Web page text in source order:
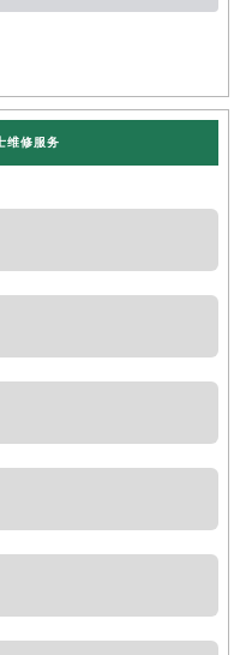
维修服务